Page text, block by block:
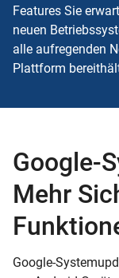
Features Sie
neuen
alle aufregenden
Plattform
Google-
Mehr
Google-